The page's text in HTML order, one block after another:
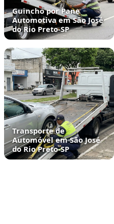
Guincho por Pane
Automotiva em São José
do Rio Preto‑SP
Transporte de
Automóvel em São José
do Rio Preto‑SP